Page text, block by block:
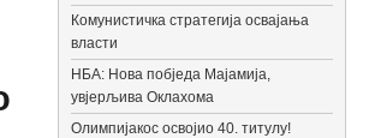
Комунистичка стратегија освајања
власти
НБА: Нова побједа Мајамија,
увјерљива Оклахома
Олимпијакос освојио 40. титулу!